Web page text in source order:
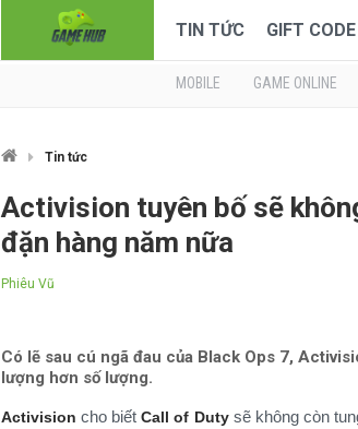
TIN TỨC GIFT CODE
MOBILE GAME ONLINE
Tin tức
Activision tuyên bố sẽ
đặn hàng năm nữa
Phiêu Vũ
Có lẽ sau cú ngã đau của Black Ops 7,
lượng hơn số lượng.
Activision cho biếtCall of Dutysẽ không còn